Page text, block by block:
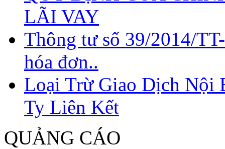
LÃI VAY
Thông tư số 39/2014/
hóa đơn..
Loại Trừ Giao Dịch Nội
Ty Liên Kết
QUẢNG CÁO